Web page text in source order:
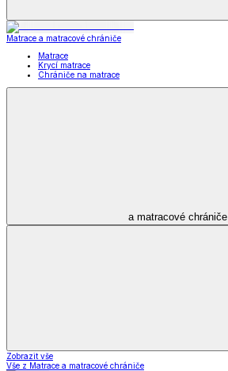
Matrace a matracové chrániče
Matrace
Krycí matrace
Chrániče na matrace
a matracové chrániče
Zobrazit vše
Vše z Matrace a matracové chrániče